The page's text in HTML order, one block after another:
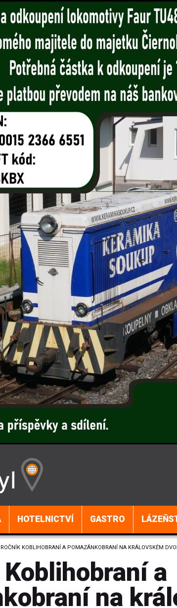
HOTELNICTVÍ GASTRO
KOBLIHOBRANÍ A POMAZÁNKOBRANÍ NA KRÁLOVSKÉM
a
na